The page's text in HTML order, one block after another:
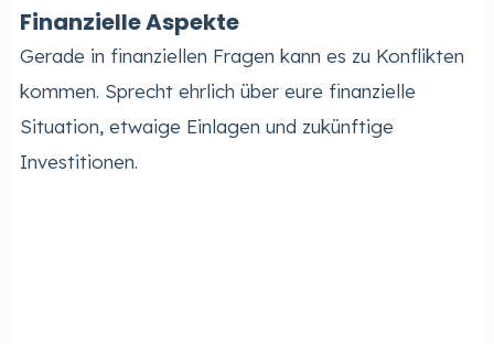
Finanzielle Aspekte
Gerade in finanziellen Fragen kann es zu Konflikten
kommen. Sprecht ehrlich über eure finanzielle
Situation, etwaige Einlagen und zukünftige
Investitionen.